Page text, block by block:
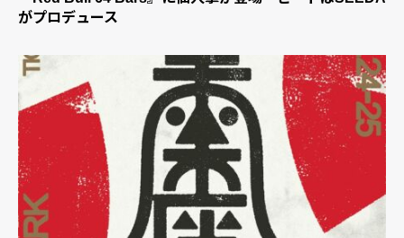
がプロデュース